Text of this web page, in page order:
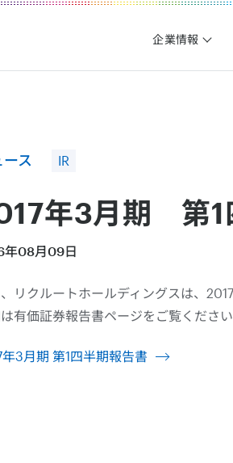
企業情報
ス IR
年3月期 第1
年08月09日
リクルートホールディングスは、
有価証券報告書ページをご覧ください
年3月期 第1四半期報告書